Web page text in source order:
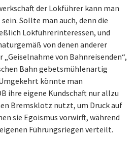
der Lokführer kann man
Sollte man auch, denn die
Lokführerinteressen, und
von denen anderer
„Geiselnahme von Bahnreisenden“,
Bahn gebetsmühlenartig
könnte man
ihre eigene Kundschaft nur allzu
Bremsklotz nutzt, um Druck auf
sie Egoismus vorwirft, während
Führungsriegen verteilt.